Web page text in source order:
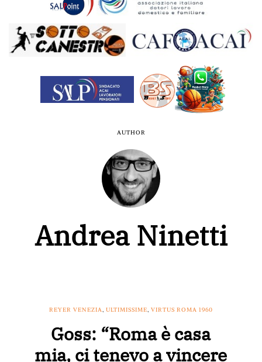
AUTHOR
Andrea Ninetti
REYER VENEZIA, ULTIMISSIME, VIRTUS ROMA 1960
Goss: “Roma è casa
mia, ci tenevo a vincere